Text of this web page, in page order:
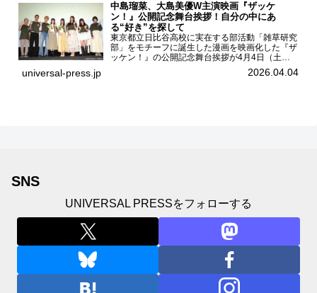
中島瑠菜、大島美優W主演映画『ザッケ
ン！』公開記念舞台挨拶！自分の中にあ
る“好き”を探して
東京都立日比谷高校に実在する部活動「雑草研究
部」をモチーフに誕生した漫画を映画化した『ザ
ッケン！』の公開記念舞台挨拶が4月4日（土）
ユナイテッドシネマお台場で開催され、出演者の
中島瑠菜、大島美優、八神遼介（ICEx）、阿佐
universal-press.jp 2026.04.04
SNS
UNIVERSAL PRESSをフォローする